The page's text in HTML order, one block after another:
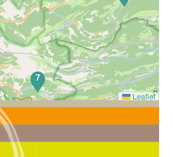
organisé par
dans le cadre de
7
Leaflet